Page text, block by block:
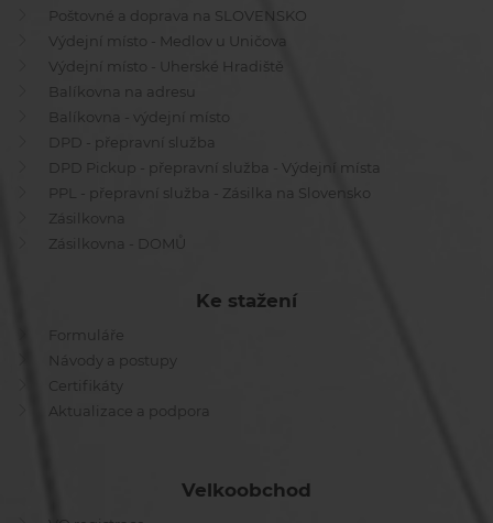
Poštovné a doprava na SLOVENSKO
Výdejní místo - Medlov u Uničova
Výdejní místo - Uherské Hradiště
Balíkovna na adresu
Balíkovna - výdejní místo
DPD - přepravní služba
DPD Pickup - přepravní služba - Výdejní místa
PPL - přepravní služba - Zásilka na Slovensko
Zásilkovna
Zásilkovna - DOMŮ
Ke stažení
Formuláře
Návody a postupy
Certifikáty
Aktualizace a podpora
Velkoobchod